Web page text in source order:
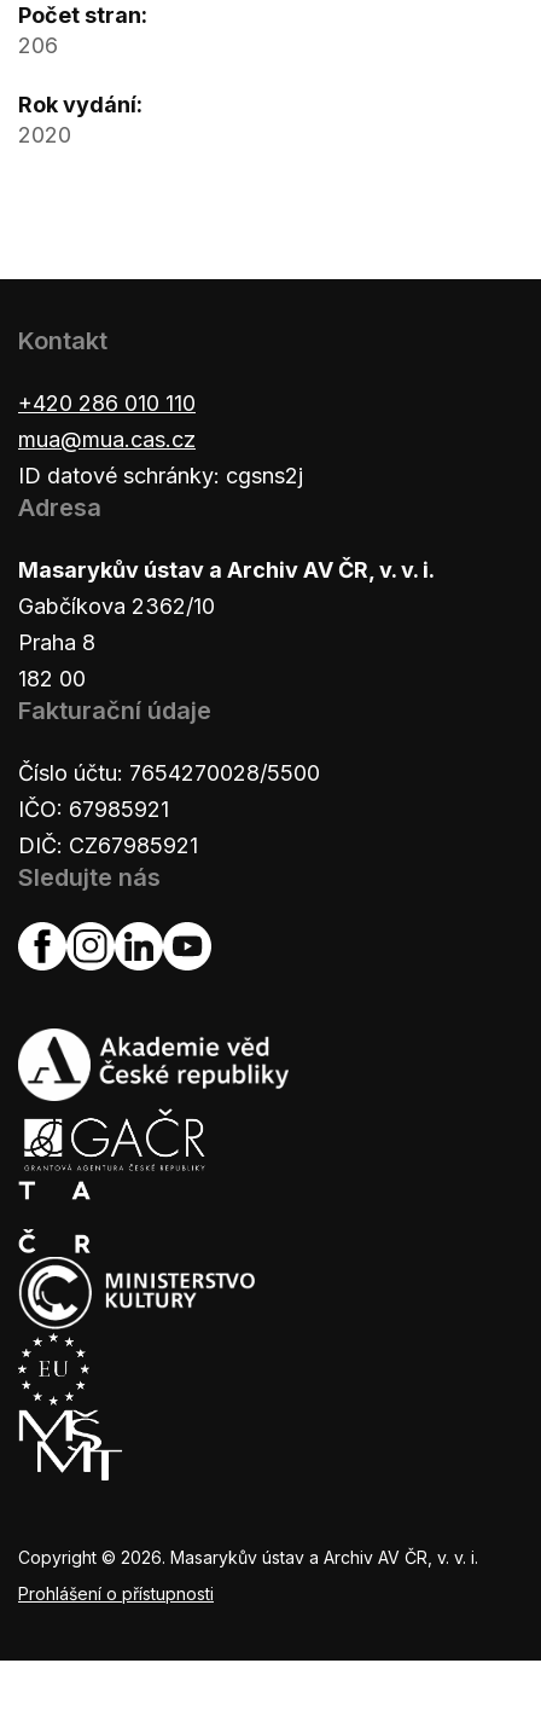
Počet stran:
206
Rok vydání:
2020
Kontakt
+420 286 010 110
mua@mua.cas.cz
ID datové schránky: cgsns2j
Adresa
Masarykův ústav a Archiv AV ČR, v. v. i.
Gabčíkova 2362/10
Praha 8
182 00
Fakturační údaje
Číslo účtu: 7654270028/5500
IČO: 67985921
DIČ: CZ67985921
Sledujte nás
Copyright © 2026. Masarykův ústav a Archiv AV ČR, v. v. i.
Prohlášení o přístupnosti